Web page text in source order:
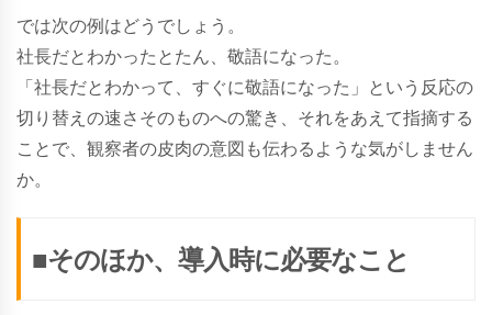
では次の例はどうでしょう。
社長だとわかったとたん、敬語になった。
「社長だとわかって、すぐに敬語になった」という反応の
切り替えの速さそのものへの驚き、それをあえて指摘する
ことで、観察者の皮肉の意図も伝わるような気がしません
か。
■そのほか、導入時に必要なこと